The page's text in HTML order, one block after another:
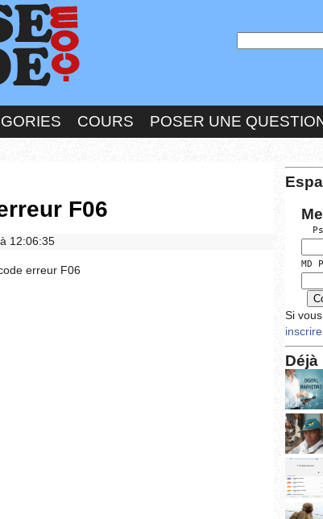
COURS POSER UNE
F06
12:06:35
erreur F06
MD
Si
inscrire
Déjà